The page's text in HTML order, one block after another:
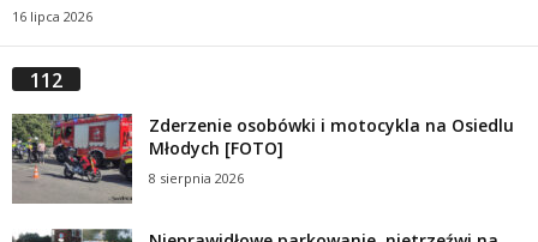
16 lipca 2026
112
Zderzenie osobówki i motocykla na Osiedlu
Młodych [FOTO]
8 sierpnia 2026